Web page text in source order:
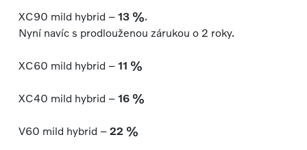
XC90 mild hybrid – 13 %.
Nyní navíc s prodlouženou zárukou o 2 roky.
XC60 mild hybrid – 11 %
XC40 mild hybrid – 16 %
V60 mild hybrid – 22 %